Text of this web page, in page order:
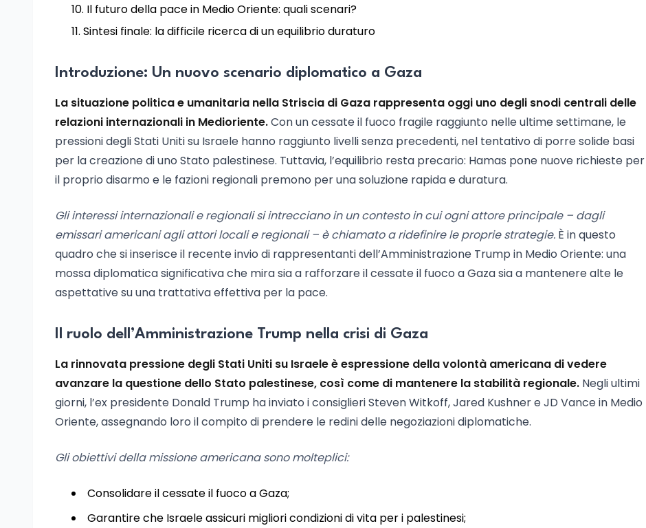
Il futuro della pace in Medio Oriente: quali scenari?
Sintesi finale: la difficile ricerca di un equilibrio duraturo
Introduzione: Un nuovo scenario diplomatico a Gaza
La situazione politica e umanitaria nella Striscia di Gaza rappresenta oggi uno degli snodi centrali delle
relazioni internazionali in Medioriente.Con un cessate il fuoco fragile raggiunto nelle ultime settimane, le
pressioni degli Stati Uniti su Israele hanno raggiunto livelli senza precedenti, nel tentativo di porre solide basi
per la creazione di uno Stato palestinese. Tuttavia, l’equilibrio resta precario: Hamas pone nuove richieste per
il proprio disarmo e le fazioni regionali premono per una soluzione rapida e duratura.
Gli interessi internazionali e regionali si intrecciano in un contesto in cui ogni attore principale – dagli
emissari americani agli attori locali e regionali – è chiamato a ridefinire le proprie strategie. È in questo
quadro che si inserisce il recente invio di rappresentanti dell’Amministrazione Trump in Medio Oriente: una
mossa diplomatica significativa che mira sia a rafforzare il cessate il fuoco a Gaza sia a mantenere alte le
aspettative su una trattativa effettiva per la pace.
Il ruolo dell’Amministrazione Trump nella crisi di Gaza
La rinnovata pressione degli Stati Uniti su Israele è espressione della volontà americana di vedere
avanzare la questione dello Stato palestinese, così come di mantenere la stabilità regionale. Negli ultimi
giorni, l’ex presidente Donald Trump ha inviato i consiglieri Steven Witkoff, Jared Kushner e JD Vance in Medio
Oriente, assegnando loro il compito di prendere le redini delle negoziazioni diplomatiche.
Gli obiettivi della missione americana sono molteplici:
Consolidare il cessate il fuoco a Gaza;
Garantire che Israele assicuri migliori condizioni di vita per i palestinesi;